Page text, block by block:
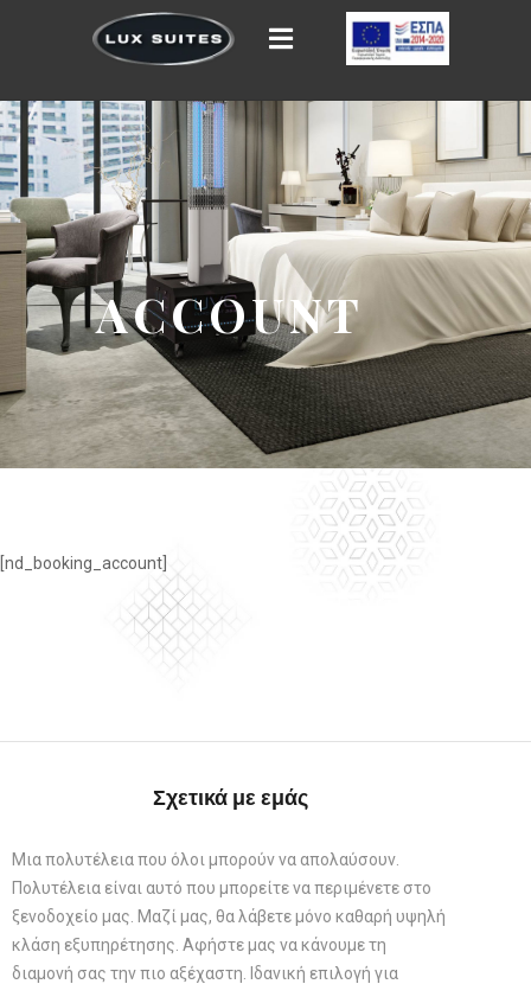
ACCOUNT
[nd_booking_account]
Σχετικά με εμάς
Μια πολυτέλεια που όλοι μπορούν να απολαύσουν.
Πολυτέλεια είναι αυτό που μπορείτε να περιμένετε στο
ξενοδοχείο μας. Μαζί μας, θα λάβετε μόνο καθαρή υψηλή
κλάση εξυπηρέτησης. Αφήστε μας να κάνουμε τη
διαμονή σας την πιο αξέχαστη. Ιδανική επιλογή για